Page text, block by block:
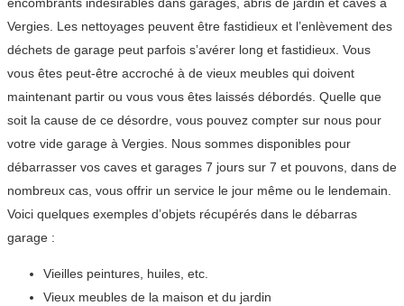
encombrants indésirables dans garages, abris de jardin et caves à
Vergies. Les nettoyages peuvent être fastidieux et l’enlèvement des
déchets de garage peut parfois s’avérer long et fastidieux. Vous
vous êtes peut-être accroché à de vieux meubles qui doivent
maintenant partir ou vous vous êtes laissés débordés. Quelle que
soit la cause de ce désordre, vous pouvez compter sur nous pour
votre vide garage à Vergies. Nous sommes disponibles pour
débarrasser vos caves et garages 7 jours sur 7 et pouvons, dans de
nombreux cas, vous offrir un service le jour même ou le lendemain.
Voici quelques exemples d’objets récupérés dans le débarras
garage :
Vieilles peintures, huiles, etc.
Vieux meubles de la maison et du jardin